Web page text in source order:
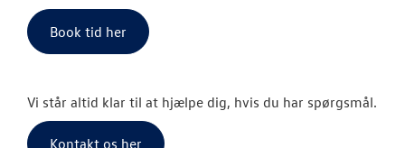
Book tid her
Vi står altid klar til at hjælpe dig, hvis du har spørgsmål.
Kontakt os her